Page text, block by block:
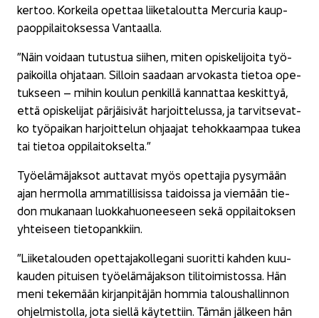
ker­too. Kor­kei­la opet­taa lii­ke­ta­lout­ta Mercu­ria kaup­
paop­pi­lai­tok­ses­sa Van­taal­la.
”Näin voi­daan tu­tus­tua sii­hen, miten opis­ke­li­joi­ta työ­
pai­koil­la oh­ja­taan. Sil­loin saa­daan ar­vo­kas­ta tie­toa ope­
tuk­seen – mihin kou­lun pen­kil­lä kan­nat­taa kes­kit­tyä,
että opis­ke­li­jat pär­jäi­si­vät har­joit­te­lus­sa, ja tar­vit­se­vat­
ko työ­pai­kan har­joit­te­lun oh­jaa­jat te­hok­kaam­paa tukea
tai tie­toa op­pi­lai­tok­sel­ta.”
Työ­elä­mä­jak­sot aut­ta­vat myös opet­ta­jia py­sy­mään
ajan her­mol­la am­ma­til­li­sis­sa tai­dois­sa ja vie­mään tie­
don mu­ka­naan luok­ka­huo­nee­seen sekä op­pi­lai­tok­sen
yh­tei­seen tie­to­pank­kiin.
”Lii­ke­ta­lou­den opet­ta­ja­kol­le­ga­ni suo­rit­ti kah­den kuu­
kau­den pi­tui­sen työ­elä­mä­jak­son ti­li­toi­mis­tos­sa. Hän
meni te­ke­mään kir­jan­pi­tä­jän hom­mia ta­lous­hal­lin­non
oh­jel­mis­tol­la, jota siel­lä käy­tet­tiin. Tämän jäl­keen hän